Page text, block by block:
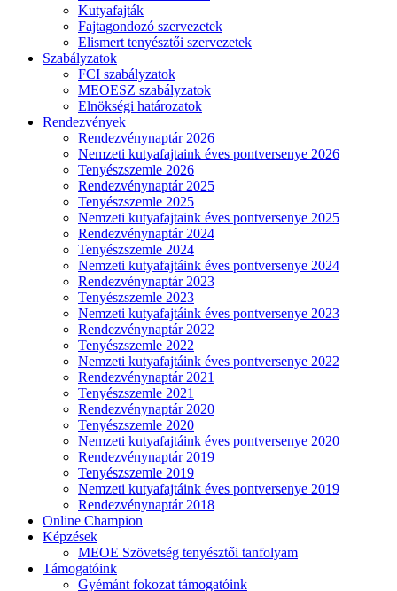
Kutyafajták
Fajtagondozó szervezetek
Elismert tenyésztői szervezetek
Szabályzatok
FCI szabályzatok
MEOESZ szabályzatok
Elnökségi határozatok
Rendezvények
Rendezvénynaptár 2026
Nemzeti kutyafajtaink éves pontversenye 2026
Tenyészszemle 2026
Rendezvénynaptár 2025
Tenyészszemle 2025
Nemzeti kutyafajtaink éves pontversenye 2025
Rendezvénynaptár 2024
Tenyészszemle 2024
Nemzeti kutyafajtáink éves pontversenye 2024
Rendezvénynaptár 2023
Tenyészszemle 2023
Nemzeti kutyafajtáink éves pontversenye 2023
Rendezvénynaptár 2022
Tenyészszemle 2022
Nemzeti kutyafajtáink éves pontversenye 2022
Rendezvénynaptár 2021
Tenyészszemle 2021
Rendezvénynaptár 2020
Tenyészszemle 2020
Nemzeti kutyafajtáink éves pontversenye 2020
Rendezvénynaptár 2019
Tenyészszemle 2019
Nemzeti kutyafajtáink éves pontversenye 2019
Rendezvénynaptár 2018
Online Champion
Képzések
MEOE Szövetség tenyésztői tanfolyam
Támogatóink
Gyémánt fokozat támogatóink